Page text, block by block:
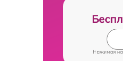
Нажимая на